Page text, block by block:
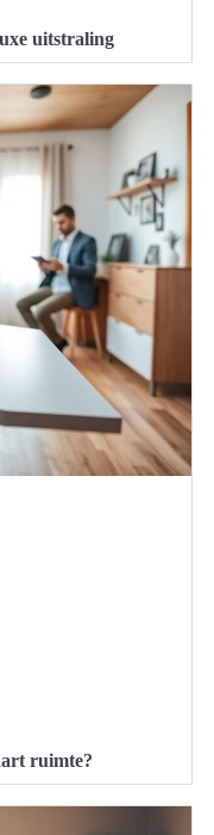
uitstraling
ruimte?